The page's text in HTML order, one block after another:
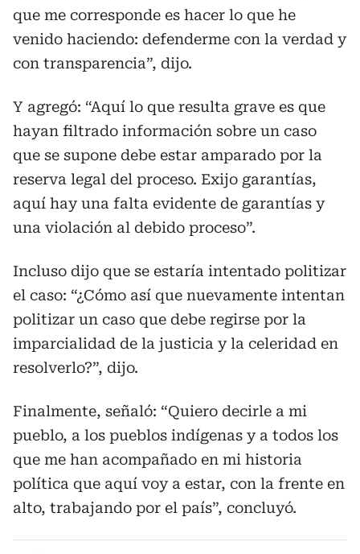
que me corresponde es hacer lo que he
venido haciendo: defenderme con la verdad y
con transparencia”, dijo.
Y agregó: “Aquí lo que resulta grave es que
hayan filtrado información sobre un caso
que se supone debe estar amparado por la
reserva legal del proceso. Exijo garantías,
aquí hay una falta evidente de garantías y
una violación al debido proceso”.
Incluso dijo que se estaría intentado politizar
el caso: “¿Cómo así que nuevamente intentan
politizar un caso que debe regirse por la
imparcialidad de la justicia y la celeridad en
resolverlo?”, dijo.
Finalmente, señaló: “Quiero decirle a mi
pueblo, a los pueblos indígenas y a todos los
que me han acompañado en mi historia
política que aquí voy a estar, con la frente en
alto, trabajando por el país”, concluyó.